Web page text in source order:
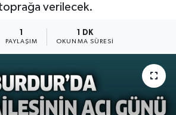
verilecek.
1
PAYLAŞIM
1 DK
OKUNMA SÜRESI